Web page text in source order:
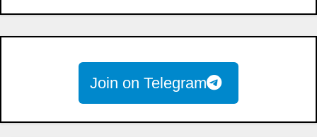
Join on Telegram